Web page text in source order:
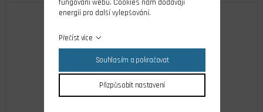
fungování webu. Cookies nám dodávají
energii pro další vylepšování.
Přečíst více
Souhlasím a pokračovat
Přizpůsobit nastavení